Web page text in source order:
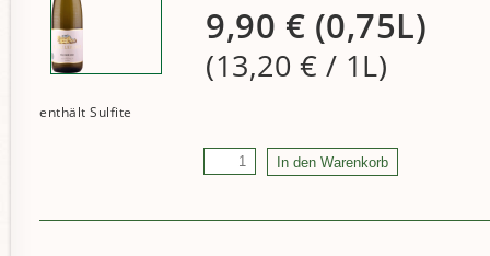
9,90 € (0,75L)
(13,20 € / 1L)